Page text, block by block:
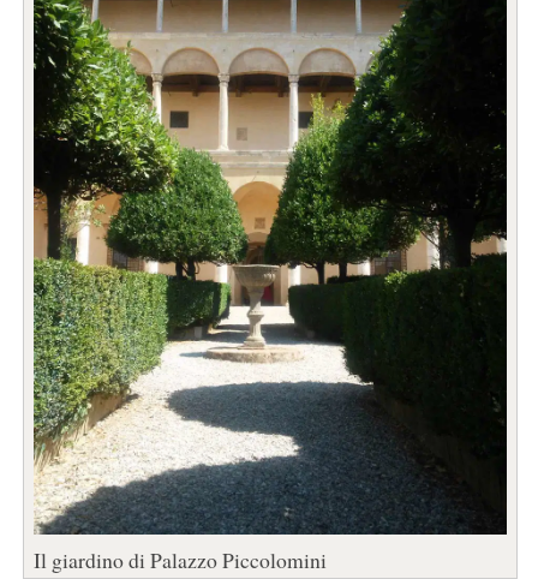
Il giardino di Palazzo Piccolomini